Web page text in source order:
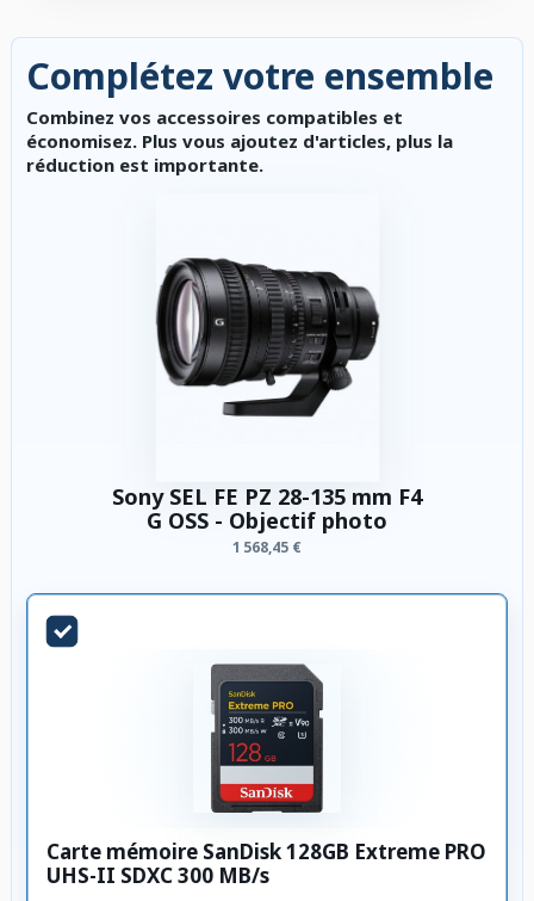
Complétez votre ensemble
Combinez vos accessoires compatibles et
économisez. Plus vous ajoutez d'articles, plus la
réduction est importante.
Sony SEL FE PZ 28-135 mm F4
G OSS - Objectif photo
1 568,45 €
Carte mémoire SanDisk 128GB Extreme PRO
UHS-II SDXC 300 MB/s